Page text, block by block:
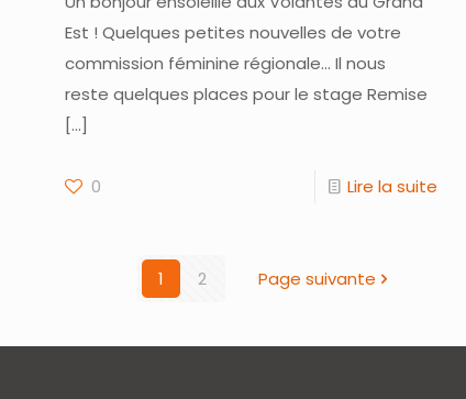
Est ! Quelques petites nouvelles de votre
commission féminine régionale… Il nous
reste quelques places pour le stage Remise
[…]
0 Lire la suite
1 2 Page suivante